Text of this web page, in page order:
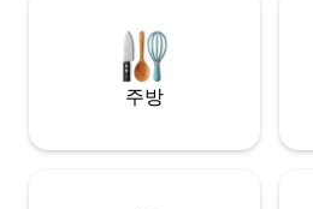
숙소 * 도시 방문객 대상 * 편안함을
주방